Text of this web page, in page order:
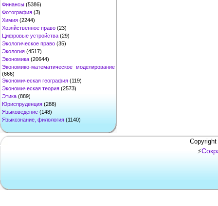
Финансы (5386)
Фотография (3)
Химия (2244)
Хозяйственное право (23)
Цифровые устройства (29)
Экологическое право (35)
Экология (4517)
Экономика (20644)
Экономико-математическое моделирование
(666)
Экономическая география (119)
Экономическая теория (2573)
Этика (889)
Юриспруденция (288)
Языковедение (148)
Языкознание, филология (1140)
⚡